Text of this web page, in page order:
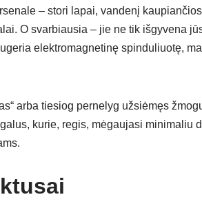
– stori lapai, vandenį
O svarbiausia – jie ne tik išgyvena
elektromagnetinę spinduliuotę,
arba tiesiog pernelyg užsiėmęs
kurie, regis, mėgaujasi minimaliu